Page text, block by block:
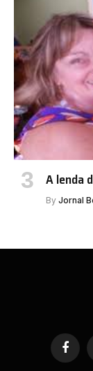
A lenda
By Jornal